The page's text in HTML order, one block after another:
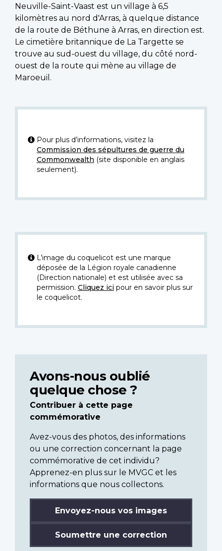
Neuville-Saint-Vaast est un village à 6,5
kilomètres au nord d'Arras, à quelque distance
de la route de Béthune à Arras, en direction est.
Le cimetière britannique de La Targette se
trouve au sud-ouest du village, du côté nord-
ouest de la route qui mène au village de
Maroeuil.
Pour plus d’informations, visitez la
Commission des sépultures de guerre du
Commonwealth (site disponible en anglais
seulement).
L’image du coquelicot est une marque
déposée de la Légion royale canadienne
(Direction nationale) et est utilisée avec sa
permission. Cliquez icipour en savoir plus sur
le coquelicot.
Avons-nous oublié
quelque chose ?
Contribuer à cette page
commémorative
Avez-vous des photos, des informations
ou une correction concernant la page
commémorative de cet individu?
Apprenez-en plus sur le MVGC et les
informations que nous collectons.
Envoyez-nous vos images
Soumettre une correction